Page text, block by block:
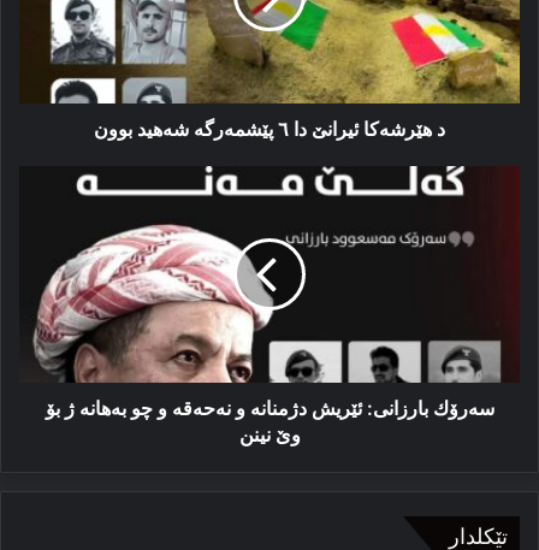
پێشمەرگە
شەهید
بوون
د هێرشەکا ئیرانێ دا ٦ پێشمەرگە شەهید بوون
سەرۆك
بارزانی:
ئێریش
دژمنانه‌
بەهانە
سەرۆك بارزانی: ئێریش دژمنانه‌ و نه‌حه‌قه و چو بەهانە ژ بۆ
وێ نینن
تێکلدار